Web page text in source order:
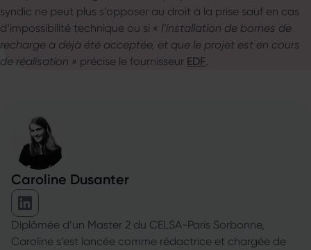
syndic ne peut plus s’opposer au droit à la prise sauf en cas
d’impossibilité technique ou si « l’installation de bornes de
recharge a déjà été acceptée, et que le projet est en cours
de réalisation » précise le fournisseur EDF
Caroline Dusanter
Caroline Dusanter sur Linkedin
Diplômée d’un Master 2 du CELSA-Paris Sorbonne,
Caroline s’est lancée comme rédactrice et chargée de